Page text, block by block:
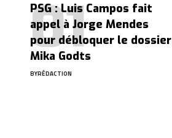
PSG : Luis Campos fait
appel à Jorge Mendes
pour débloquer le dossier
Mika Godts
BYRÉDACTION